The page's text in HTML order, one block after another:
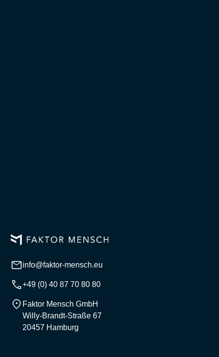
info@faktor-mensch.eu
+49 (0) 40 87 70 80 80
Faktor Mensch GmbH
Willy-Brandt-Straße 67
20457 Hamburg